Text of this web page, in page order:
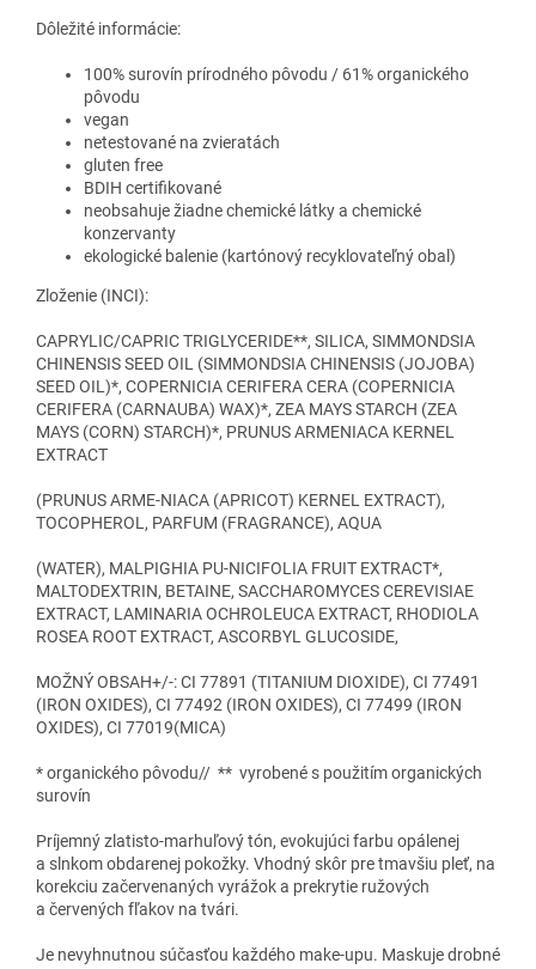
Dôležité informácie:
100% surovín prírodného pôvodu / 61% organického
pôvodu
vegan
netestované na zvieratách
gluten free
BDIH certifikované
neobsahuje žiadne chemické látky a chemické
konzervanty
ekologické balenie (kartónový recyklovateľný obal)
Zloženie (INCI):
CAPRYLIC/CAPRIC TRIGLYCERIDE**, SILICA, SIMMONDSIA
CHINENSIS SEED OIL (SIMMONDSIA CHINENSIS (JOJOBA)
SEED OIL)*, COPERNICIA CERIFERA CERA (COPERNICIA
CERIFERA (CARNAUBA) WAX)*, ZEA MAYS STARCH (ZEA
MAYS (CORN) STARCH)*, PRUNUS ARMENIACA KERNEL
EXTRACT
(PRUNUS ARME-NIACA (APRICOT) KERNEL EXTRACT),
TOCOPHEROL, PARFUM (FRAGRANCE), AQUA
(WATER), MALPIGHIA PU-NICIFOLIA FRUIT EXTRACT*,
MALTODEXTRIN, BETAINE, SACCHAROMYCES CEREVISIAE
EXTRACT, LAMINARIA OCHROLEUCA EXTRACT, RHODIOLA
ROSEA ROOT EXTRACT, ASCORBYL GLUCOSIDE,
MOŽNÝ OBSAH+/-: CI 77891 (TITANIUM DIOXIDE), CI 77491
(IRON OXIDES), CI 77492 (IRON OXIDES), CI 77499 (IRON
OXIDES), CI 77019(MICA)
* organického pôvodu// ** vyrobené s použitím organických
surovín
Príjemný zlatisto-marhuľový tón, evokujúci farbu opálenej
a slnkom obdarenej pokožky. Vhodný skôr pre tmavšiu pleť, na
korekciu začervenaných vyrážok a prekrytie ružových
a červených fľakov na tvári.
Je nevyhnutnou súčasťou každého make-upu. Maskuje drobné